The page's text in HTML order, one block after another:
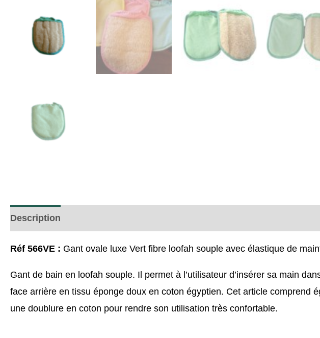
Description
Réf 566VE : Gant ovale luxe Vert fibre loofah souple avec élastique de
Gant de bain en loofah souple. Il permet à l’utilisateur d’insérer sa main
face arrière en tissu éponge doux en coton égyptien. Cet article comprend
une doublure en coton pour rendre son utilisation très confortable.